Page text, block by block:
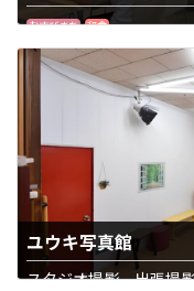
むすびまち 和食
ユウキ写真館
スタジオ撮影、出張撮